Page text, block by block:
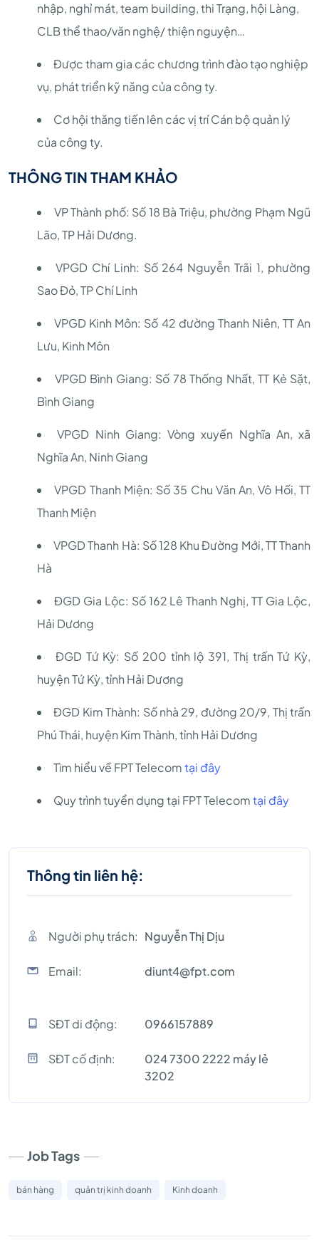
nhập, nghỉ mát, team building, thi Trạng, hội Làng,
CLB thể thao/văn nghệ/ thiện nguyện…
Được tham gia các chương trình đào tạo nghiệp
vụ, phát triển kỹ năng của công ty.
Cơ hội thăng tiến lên các vị trí Cán bộ quản lý
của công ty.
THÔNG TIN THAM KHẢO
VP Thành phố: Số 18 Bà Triệu, phường Phạm Ngũ
Lão, TP Hải Dương.
VPGD Chí Linh: Số 264 Nguyễn Trãi 1, phường
Sao Đỏ, TP Chí Linh
VPGD Kinh Môn: Số 42 đường Thanh Niên, TT An
Lưu, Kinh Môn
VPGD Bình Giang: Số 78 Thống Nhất, TT Kẻ Sặt,
Bình Giang
VPGD Ninh Giang: Vòng xuyến Nghĩa An, xã
Nghĩa An, Ninh Giang
VPGD Thanh Miện: Số 35 Chu Văn An, Vô Hối, TT
Thanh Miện
VPGD Thanh Hà: Số 128 Khu Đường Mới, TT Thanh
Hà
ĐGD Gia Lộc: Số 162 Lê Thanh Nghị, TT Gia Lộc,
Hải Dương
ĐGD Tứ Kỳ: Số 200 tỉnh lộ 391, Thị trấn Tứ Kỳ,
huyện Tứ Kỳ, tỉnh Hải Dương
ĐGD Kim Thành: Số nhà 29, đường 20/9, Thị trấn
Phú Thái, huyện Kim Thành, tỉnh Hải Dương
Tìm hiểu về FPT Telecomtại đây
Quy trình tuyển dụng tại FPT Telecomtại đây
Thông tin liên hệ:
Người phụ trách: Nguyễn Thị Dịu
Email: diunt4@fpt.com
SĐT di động: 0966157889
SĐT cố định:
024 7300 2222 máy lẻ
3202
Job Tags
bán hàng quản trị kinh doanh Kinh doanh